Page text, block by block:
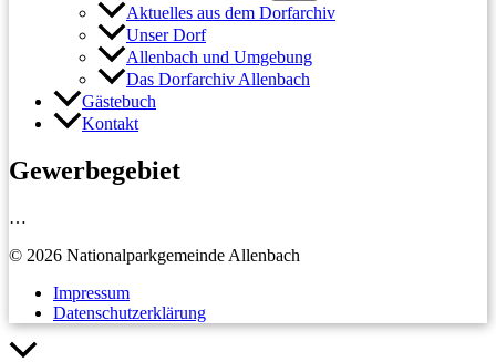
Aktuelles aus dem Dorfarchiv
Unser Dorf
Allenbach und Umgebung
Das Dorfarchiv Allenbach
Gästebuch
Kontakt
Gewerbegebiet
…
© 2026 Nationalparkgemeinde Allenbach
Impressum
Datenschutzerklärung